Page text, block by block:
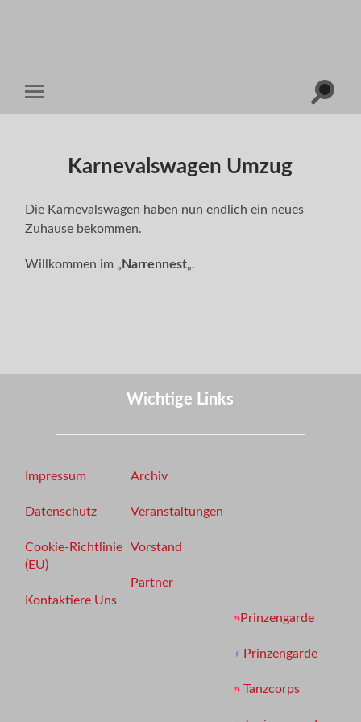
Menü
Karnevalswagen Umzug
Die Karnevalswagen haben nun endlich ein neues
Zuhause bekommen.
Willkommen im „ Narrennest„.
Wichtige Links
Impressum
Datenschutz
Cookie-Richtlinie
(EU)
Kontaktiere Uns
Archiv
Veranstaltungen
Vorstand
Partner
Prinzengarde
Prinzengarde
Tanzcorps